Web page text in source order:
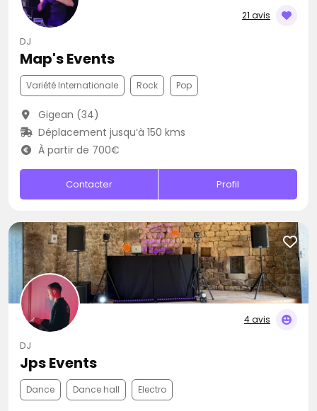
21 avis
DJ
Map's Events
Variété Internationale Rock Pop
Gigean (34)
Déplacement jusqu’à 150 kms
À partir de 700€
Contacter Profil
4 avis
DJ
Jps Events
Dance Dance hall Electro